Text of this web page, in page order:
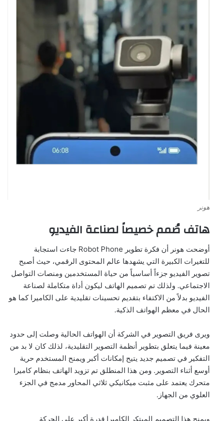
هونر
هاتف صُمم خصيصاً لصناعة الفيديو
أوضحت هونر أن فكرة تطوير Robot Phone جاءت استجابة
للتغيرات الكبيرة التي يشهدها عالم المحتوى الرقمي، حيث أصبح
تصوير الفيديو جزءاً أساسياً من حياة المستخدمين ومنصات التواصل
الاجتماعي. ولذلك تم تصميم الهاتف ليكون أداة متكاملة لصناعة
الفيديو بدلاً من الاكتفاء بتقديم تحسينات تقليدية على الكاميرا كما هو
الحال في معظم الهواتف الذكية.
ويرى فريق التصوير في الشركة أن الهواتف الحالية وصلت إلى حدود
معينة فيما يتعلق بتطوير أنظمة التصوير التقليدية، لذلك كان لا بد من
التفكير في تصميم جديد يتيح إمكانات أكبر ويمنح المستخدم حرية
أوسع أثناء التصوير. ومن هذا المنطلق تم تزويد الهاتف بنظام كاميرا
متحرك يعتمد على مثبت ميكانيكي ثلاثي المحاور مدمج في الجزء
العلوي من الجهاز.
ويمنح هذا التصميم المبتكر الكاميرا قدرة أكبر على الحركة